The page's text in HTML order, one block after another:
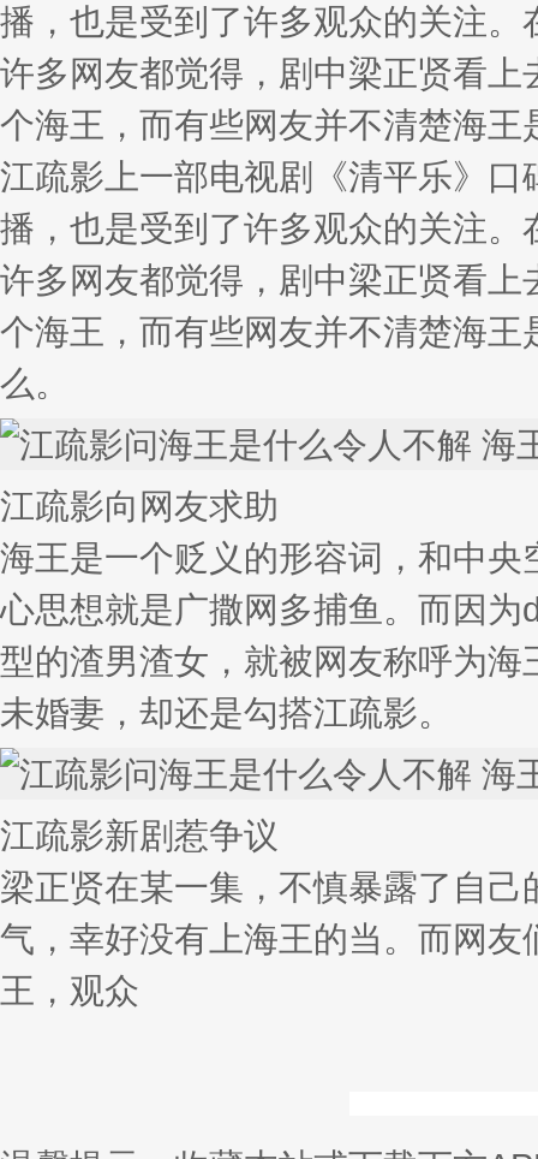
播，也是受到了许多观众的关注
许多网友都觉得，剧中梁正贤看
个海王，而有些网友并不清楚海
江疏影上一部电视剧《清平乐》
播，也是受到了许多观众的关注
许多网友都觉得，剧中梁正贤看
个海王，而有些网友并不清楚海
么。
江疏影向网友求助
海王是一个贬义的形容词，和中
心思想就是广撒网多捕鱼。而因
型的渣男渣女，就被网友称呼为
未婚妻，却还是勾搭江疏影。
江疏影新剧惹争议
梁正贤在某一集，不慎暴露了自
气，幸好没有上海王的当。而网
王，观众